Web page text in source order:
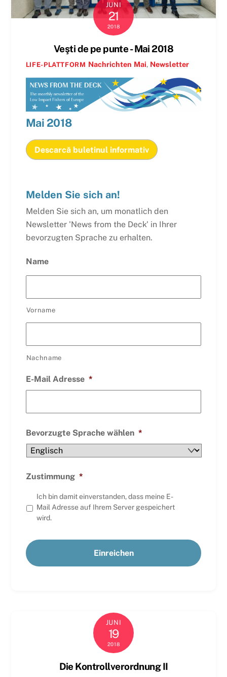
JUNI
21
2018
Veşti de pe punte - Mai 2018
LIFE-PLATTFORM Nachrichten Mai, Newsletter
Mai 2018
Descarcă buletinul informativ
Melden Sie sich an!
Melden Sie sich an, um monatlich den
Newsletter 'News from the Deck' in Ihrer
bevorzugten Sprache zu erhalten.
Name
Vorname
Nachname
E-Mail Adresse *
Bevorzugte Sprache wählen *
Zustimmung *
Ich bin damit einverstanden, dass meine E-
Mail Adresse auf Ihrem Server gespeichert
wird.
JUNI
19
2018
Die Kontrollverordnung II